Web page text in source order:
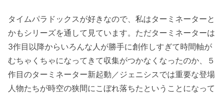
タイムパラドックスが好きなので、私はターミネーターと
かもシリーズを通して見ています。ただターミネーターは
3作目以降からいろんな人が勝手に創作しすぎて時間軸が
むちゃくちゃになってきて収集がつかなくなったのか、５
作目のターミネーター新起動／ジェニシスでは重要な登場
人物たちが時空の狭間にこぼれ落ちたということになって